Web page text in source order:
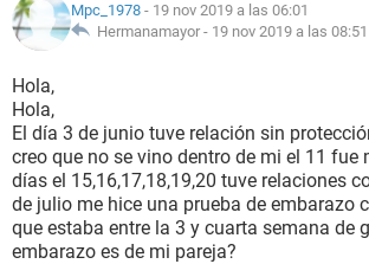
NUTRICIÓN
BIENESTAR
SEXUALIDAD
GLOSARIO
Mpc_1978 - 19 nov 2019 a las 06:01
Hermanamayor - 19 nov 2019 a las 08:51
Hola,
Hola,
El día 3 de junio tuve relación sin
creo que no se vino dentro de mi el 11 fue
días el 15,16,17,18,19,20 tuve relaciones
de julio me hice una prueba de embarazo
que estaba entre la 3 y cuarta semana de
embarazo es de mi pareja?